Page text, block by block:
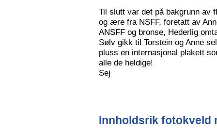
Til slutt var det på bakgrunn av
og ære fra NSFF, foretatt av
ANSFF og bronse, Hederlig
Sølv gikk til Torstein og Anne
pluss en internasjonal plakett
alle de heldige!
Sej
Innholdsrik fotokveld